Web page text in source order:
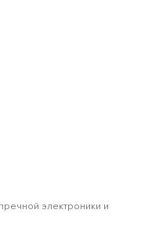
электроники и